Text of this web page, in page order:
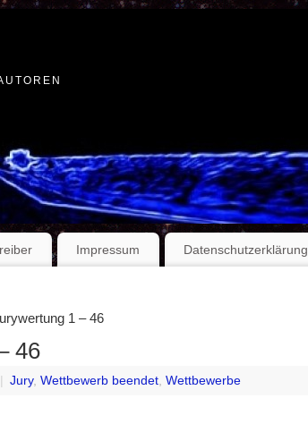
Impressum Datenschutzerklärung
1 – 46
46
Jury, Wettbewerb beendet Wettbewerbe